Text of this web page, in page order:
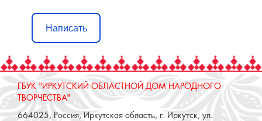
Написать
ГБУК "ИРКУТСКИЙ ОБЛАСТНОЙ ДОМ НАРОДНОГО
ТВОРЧЕСТВА"
664025, Россия, Иркутская область, г. Иркутск, ул.